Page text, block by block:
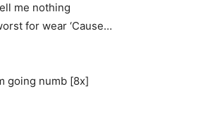
me nothing
for wear ‘Cause…
going numb [8x]